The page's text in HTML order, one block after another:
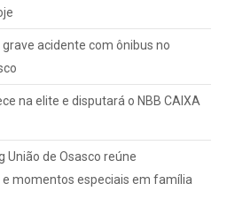
acidente com ônibus no
na elite e disputará o NBB CAIXA
União de Osasco reúne
momentos especiais em família